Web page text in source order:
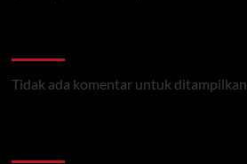
Tidak ada komentar untuk ditampilkan.